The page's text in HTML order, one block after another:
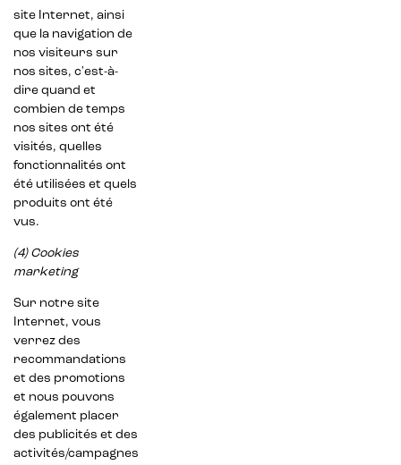
site Internet, ainsi
que la navigation de
nos visiteurs sur
nos sites, c'est-à-
dire quand et
combien de temps
nos sites ont été
visités, quelles
fonctionnalités ont
été utilisées et quels
produits ont été
vus.
(4) Cookies
marketing
Sur notre site
Internet, vous
verrez des
recommandations
et des promotions
et nous pouvons
également placer
des publicités et des
activités/campagnes